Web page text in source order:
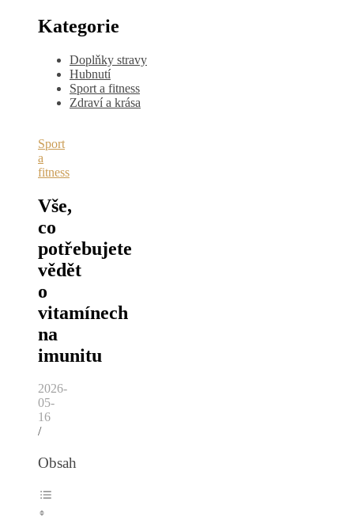
Kategorie
Doplňky stravy
Hubnutí
Sport a fitness
Zdraví a krása
Sport
a
fitness
Vše,
co
potřebujete
vědět
o
vitamínech
na
imunitu
2026-
05-
16
/
Obsah